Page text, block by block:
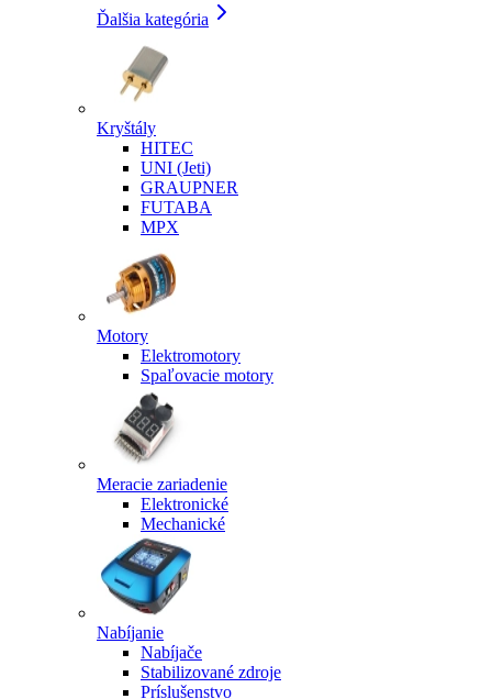
Ďalšia kategória
Kryštály
HITEC
UNI (Jeti)
GRAUPNER
FUTABA
MPX
Motory
Elektromotory
Spaľovacie motory
Meracie zariadenie
Elektronické
Mechanické
Nabíjanie
Nabíjače
Stabilizované zdroje
Príslušenstvo